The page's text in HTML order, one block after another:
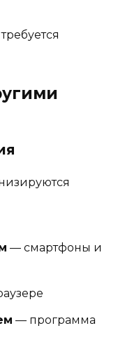
— смартфоны и
— программа